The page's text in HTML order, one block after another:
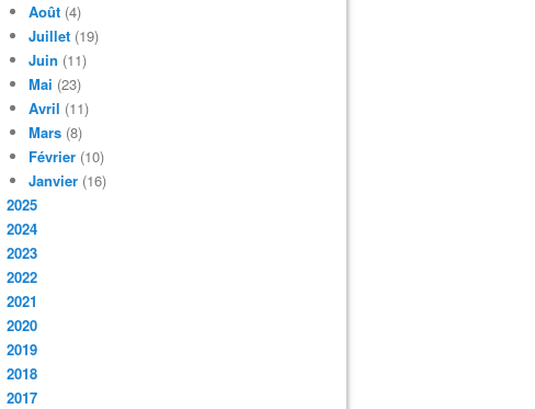
Août (4)
Juillet (19)
Juin (11)
Mai (23)
Avril (11)
Mars (8)
Février (10)
Janvier (16)
2025
2024
2023
2022
2021
2020
2019
2018
2017